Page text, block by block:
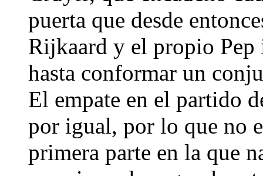
puerta que desde
Rijkaard y el propio
hasta conformar un
El empate en el partido
por igual, por lo que no
primera parte en la que